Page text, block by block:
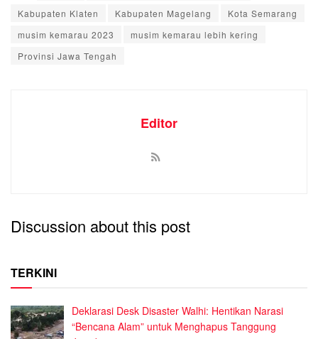
Kabupaten Klaten
Kabupaten Magelang
Kota Semarang
musim kemarau 2023
musim kemarau lebih kering
Provinsi Jawa Tengah
Editor
Discussion about this post
TERKINI
Deklarasi Desk Disaster Walhi: Hentikan Narasi
“Bencana Alam” untuk Menghapus Tanggung